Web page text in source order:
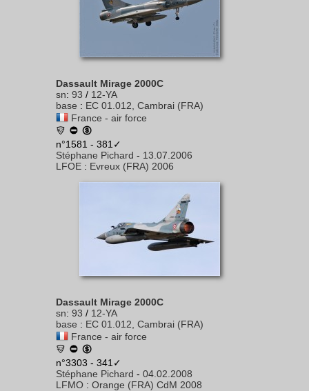
Dassault Mirage 2000C
sn: 93 / 12-YA
base : EC 01.012, Cambrai (FRA)
France - air force
n°1581 - 381✓
Stéphane Pichard - 13.07.2006
LFOE : Evreux (FRA) 2006
Dassault Mirage 2000C
sn: 93 / 12-YA
base : EC 01.012, Cambrai (FRA)
France - air force
n°3303 - 341✓
Stéphane Pichard - 04.02.2008
LFMO : Orange (FRA) CdM 2008